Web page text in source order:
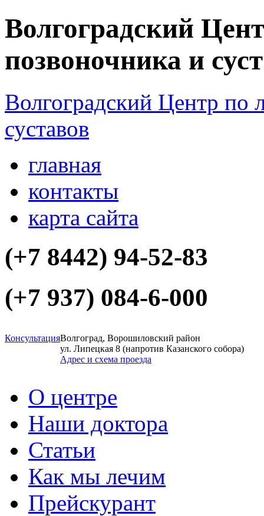
Волгоградский
позвоночника и
Волгоградский Центр по
суставов
главная
контакты
карта сайта
(+7 8442) 94-52-83
(+7 937) 084-6-000
КонсультацияВолгоград, Ворошиловский район
ул. Липецкая 8 (напротив Казанского собора)
Адрес и схема проезда
О центре
Наши доктора
Статьи
Как мы лечим
Прейскурант